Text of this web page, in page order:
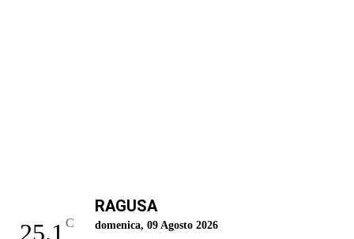
25.1 C
RAGUSA
domenica, 09 Agosto 2026